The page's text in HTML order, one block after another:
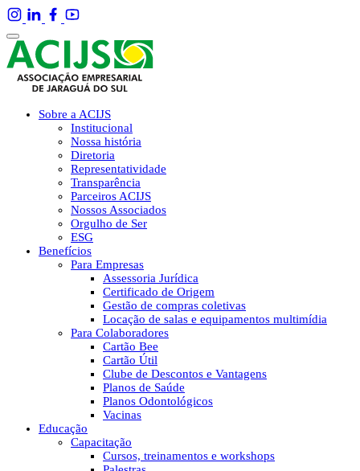
Sobre a ACIJS
Institucional
Nossa história
Diretoria
Representatividade
Transparência
Parceiros ACIJS
Nossos Associados
Orgulho de Ser
ESG
Benefícios
Para Empresas
Assessoria Jurídica
Certificado de Origem
Gestão de compras coletivas
Locação de salas e equipamentos multimídia
Para Colaboradores
Cartão Bee
Cartão Útil
Clube de Descontos e Vantagens
Planos de Saúde
Planos Odontológicos
Vacinas
Educação
Capacitação
Cursos, treinamentos e workshops